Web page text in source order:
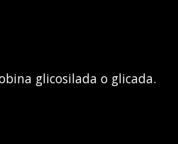
glicosilada o glicada.